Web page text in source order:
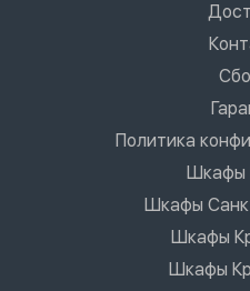
Политика
Шкафы
Шкафы
Шкафы
Шкафы